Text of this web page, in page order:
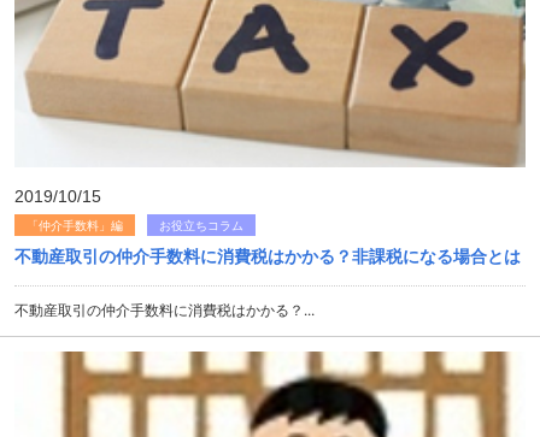
2019/10/15
「仲介手数料」編 お役立ちコラム
不動産取引の仲介手数料に消費税はかかる？非課税になる場合とは
不動産取引の仲介手数料に消費税はかかる？...